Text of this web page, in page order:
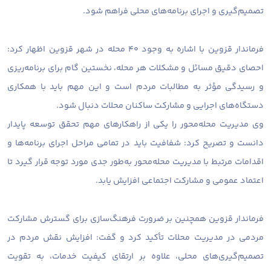
تصمیم‌گیری و اجرای برنامه‌های محلی فراهم شود.
فرماندار قزوین با اشاره به وجود ۴۰ محله در شهر قزوین اظهار کرد:
احصای دقیق مسائل و مشکلات هر محله، نخستین گام برای برنامه‌ریزی
و رسیدگی مؤثر به مطالبات مردم است و این مهم باید با همکاری
دستگاه‌های اجرایی و مشارکت ساکنان محلات دنبال شود.
وی مدیریت محله‌محور را یکی از راهکارهای مهم تحقق توسعه پایدار
دانست و تصریح کرد: شفافیت باید در تمامی مراحل اجرای برنامه‌ها و
اقدامات مرتبط با مدیریت محله‌محور به‌طور جدی مورد توجه قرار گیرد تا
اعتماد عمومی و مشارکت اجتماعی افزایش یابد.
فرماندار قزوین همچنین بر ضرورت فرهنگ‌سازی برای گسترش مشارکت
مردمی در مدیریت محلات تأکید کرد و گفت: افزایش نقش مردم در
تصمیم‌گیری‌های محلی، علاوه بر ارتقای کیفیت خدمات، به تقویت